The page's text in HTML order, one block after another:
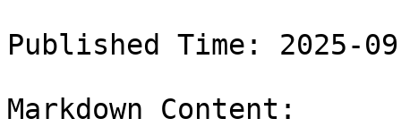
Published Time: 2025-
Markdown Content: